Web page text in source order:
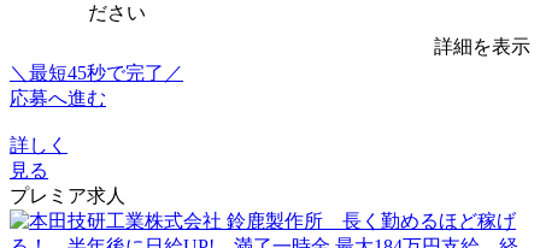
ださい
詳細を表示
＼最短45秒で完了／
応募へ進む
詳しく
見る
プレミア求人